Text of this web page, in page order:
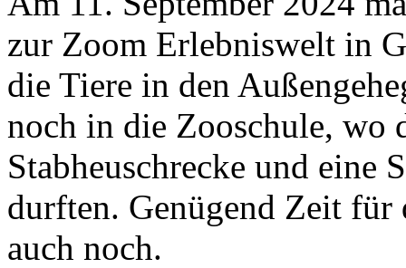
zur Zoom Erlebniswelt in
die Tiere in den
noch in die Zooschule, wo
Stabheuschrecke und eine
durften. Genügend Zeit für
auch noch.